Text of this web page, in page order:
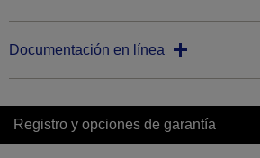
Documentación en línea
Registro y opciones de garantía